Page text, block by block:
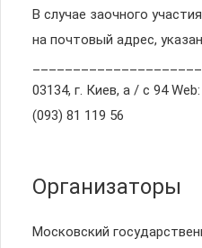
В случае заочного
на почтовый адрес,
03134, г. Киев, а / с 94
(093) 81 119 56
Организаторы
Московский